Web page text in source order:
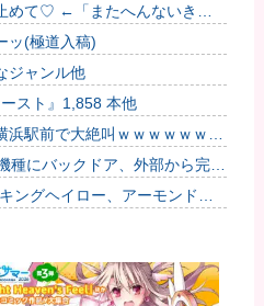
めて♡ ←「またへんないきも
ッ(極道入稿)
ジャンル他
スト』1,858 本他
駅前で大絶叫ｗｗｗｗｗｗｗ
にバックドア、外部から完全
ングヘイロー、アーモンドア